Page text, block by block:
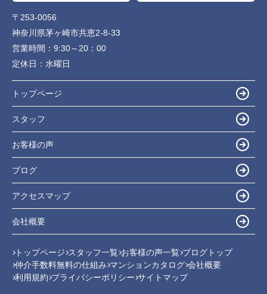
〒253-0056
神奈川県茅ヶ崎市共恵2-8-33
営業時間： 9:30～20：00
定休日： 水曜日
トップページ
スタッフ
お客様の声
ブログ
アクセスマップ
会社概要
トップページ スタッフ一覧 お客様の声一覧 ブログトップ
仲介手数料無料の仕組み マンションカタログ 会社概要
利用規約 プライバシーポリシー サイトマップ